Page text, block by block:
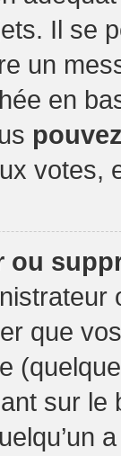
Il se
un
en
votes,
ou
que
sur le